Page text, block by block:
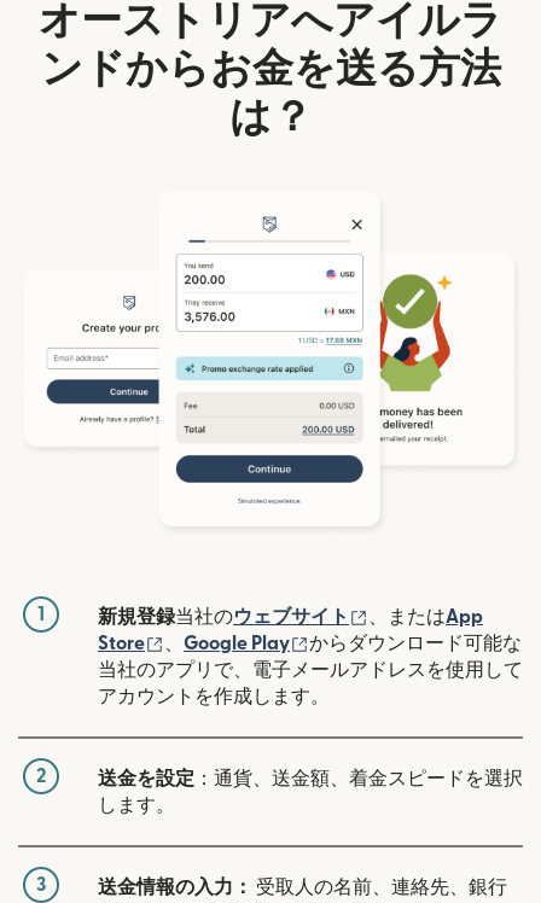
オーストリアへアイルラ
ンドからお金を送る方法
は？
1 新規登録当社のウェブサイト （別ウィンドウで
、またはApp
Store
（別ウィンドウで開きます）
、 Google Play （別ウィンドウで開きま
からダウンロード可能な
当社のアプリで、電子メールアドレスを使用して
アカウントを作成します。
2 送金を設定 ：通貨、送金額、着金スピードを選択
します。
3 送金情報の入力：
受取人の名前、連絡先、銀行